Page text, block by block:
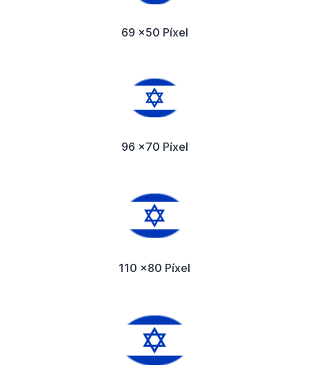
69 x50 Píxel
96 x70 Píxel
110 x80 Píxel